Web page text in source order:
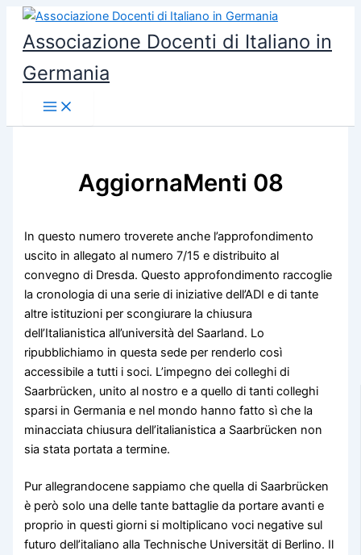
contenuto
Associazione Docenti di Italiano in
Germania
AggiornaMenti 08
In questo numero troverete anche l’approfondimento
uscito in allegato al numero 7/15 e distribuito al
convegno di Dresda. Questo approfondimento raccoglie
la cronologia di una serie di iniziative dell’ADI e di tante
altre istituzioni per scongiurare la chiusura
dell’Italianistica all’università del Saarland. Lo
ripubblichiamo in questa sede per renderlo così
accessibile a tutti i soci. L’impegno dei colleghi di
Saarbrücken, unito al nostro e a quello di tanti colleghi
sparsi in Germania e nel mondo hanno fatto sì che la
minacciata chiusura dell’italianistica a Saarbrücken non
sia stata portata a termine.
Pur allegrandocene sappiamo che quella di Saarbrücken
è però solo una delle tante battaglie da portare avanti e
proprio in questi giorni si moltiplicano voci negative sul
futuro dell’italiano alla Technische Universität di Berlino. Il